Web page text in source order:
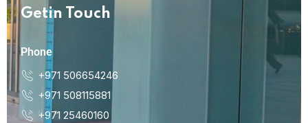
Getin Touch
Phone
+971 506654246
+971 508115881
+971 25460160